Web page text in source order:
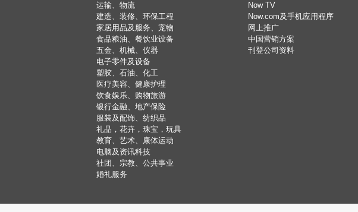
运输、物流
建造、装修、环保工程
家居用品及服务、宠物
食品粮油、餐饮业设备
五金、机械、仪器
电子零件及设备
塑胶、石油、化工
医疗美容、健康护理
饮食娱乐、购物旅游
银行金融、地产保险
服装及配饰、纺织品
礼品，花卉，珠宝，玩具
教育、艺术、康体运动
电脑及资讯科技
社团、宗教、公共事业
婚礼服务
Now TV
Now.com及手机应用程序
网上推广
中国营销方案
刊登公司资料